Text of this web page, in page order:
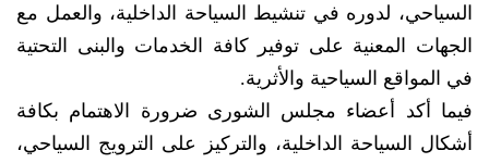
السياحي، لدوره في تنشيط السياحة الداخلية، والعمل مع
الجهات المعنية على توفير كافة الخدمات والبنى التحتية
في المواقع السياحية والأثرية.
فيما أكد أعضاء مجلس الشورى ضرورة الاهتمام بكافة
أشكال السياحة الداخلية، والتركيز على الترويج السياحي،